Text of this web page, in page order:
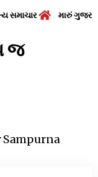
સમાચાર મારું
જ
Sampurna